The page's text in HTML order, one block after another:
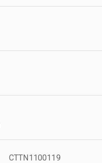
CTTN1100119